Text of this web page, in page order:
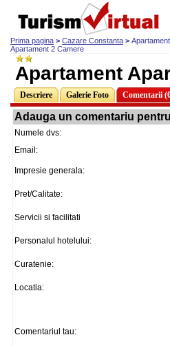
Prima pagina > Cazare Constanta > Apartament
Apartament 2 Camere
Apartament
Descriere Galerie Foto Comentarii
Adauga un comentariu
Numele dvs:
Email:
Impresie generala:
Pret/Calitate:
Servicii si facilitati
Personalul hotelului:
Curatenie:
Locatia:
Comentariul tau: